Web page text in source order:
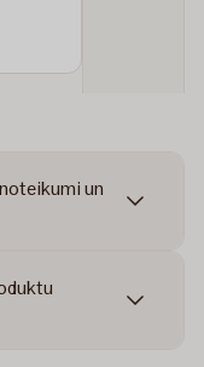
un